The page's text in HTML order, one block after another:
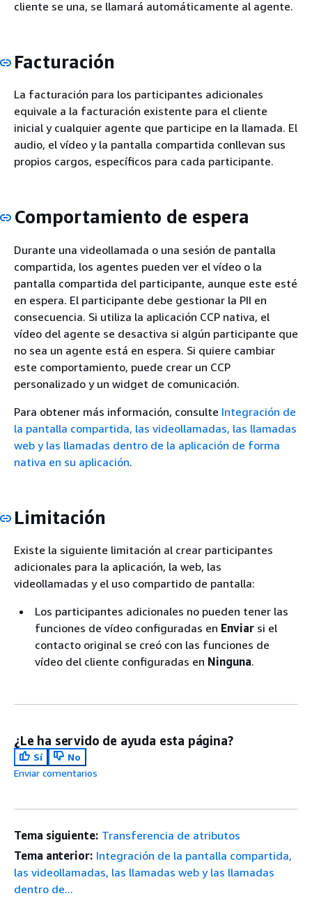
cliente se una, se llamará automáticamente al agente.
Facturación
La facturación para los participantes adicionales
equivale a la facturación existente para el cliente
inicial y cualquier agente que participe en la llamada. El
audio, el vídeo y la pantalla compartida conllevan sus
propios cargos, específicos para cada participante.
Comportamiento de espera
Durante una videollamada o una sesión de pantalla
compartida, los agentes pueden ver el vídeo o la
pantalla compartida del participante, aunque este esté
en espera. El participante debe gestionar la PII en
consecuencia. Si utiliza la aplicación CCP nativa, el
vídeo del agente se desactiva si algún participante que
no sea un agente está en espera. Si quiere cambiar
este comportamiento, puede crear un CCP
personalizado y un widget de comunicación.
Para obtener más información, consulte Integración de
la pantalla compartida, las videollamadas, las llamadas
web y las llamadas dentro de la aplicación de forma
nativa en su aplicación.
Limitación
Existe la siguiente limitación al crear participantes
adicionales para la aplicación, la web, las
videollamadas y el uso compartido de pantalla:
Los participantes adicionales no pueden tener las
funciones de vídeo configuradas en Enviar si el
contacto original se creó con las funciones de
vídeo del cliente configuradas en Ninguna.
¿Le ha servido de ayuda esta página?
Sí
No
Enviar comentarios
Tema siguiente: Transferencia de atributos
Tema anterior: Integración de la pantalla compartida,
las videollamadas, las llamadas web y las llamadas
dentro de...